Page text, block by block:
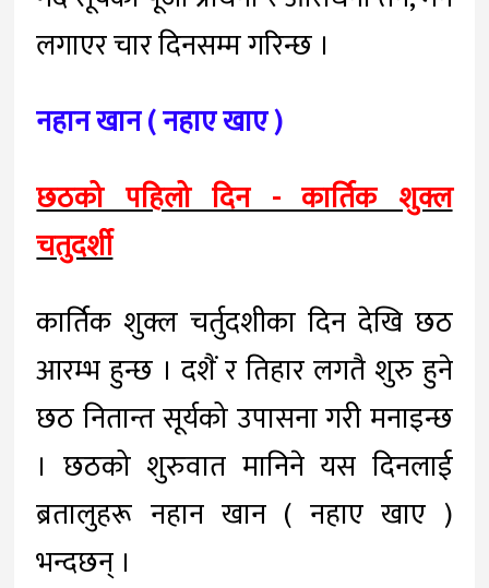
लगाएर चार दिनसम्म गरिन्छ ।
नहान खान ( नहाए खाए )
छठको पहिलो दिन - कार्तिक शुक्ल
चतुदर्शी
कार्तिक शुक्ल चर्तुदशीका दिन देखि छठ
आरम्भ हुन्छ । दशैं र तिहार लगतै शुरु हुने
छठ नितान्त सूर्यको उपासना गरी मनाइन्छ
। छठको शुरुवात मानिने यस दिनलाई
ब्रतालुहरू नहान खान ( नहाए खाए )
भन्दछन् ।